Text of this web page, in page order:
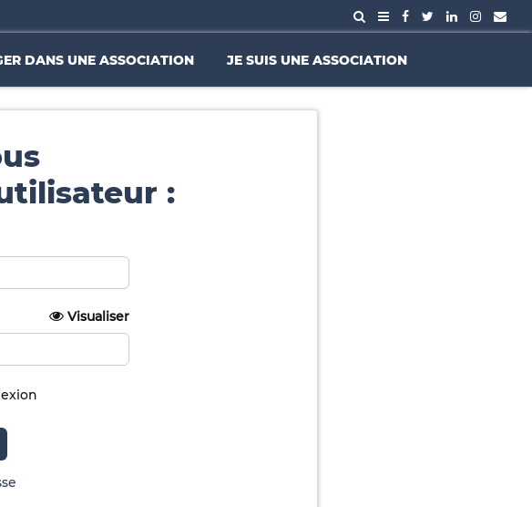
DANS UNE ASSOCIATION JE SUIS UNE ASSOCIATION
:
Visualiser